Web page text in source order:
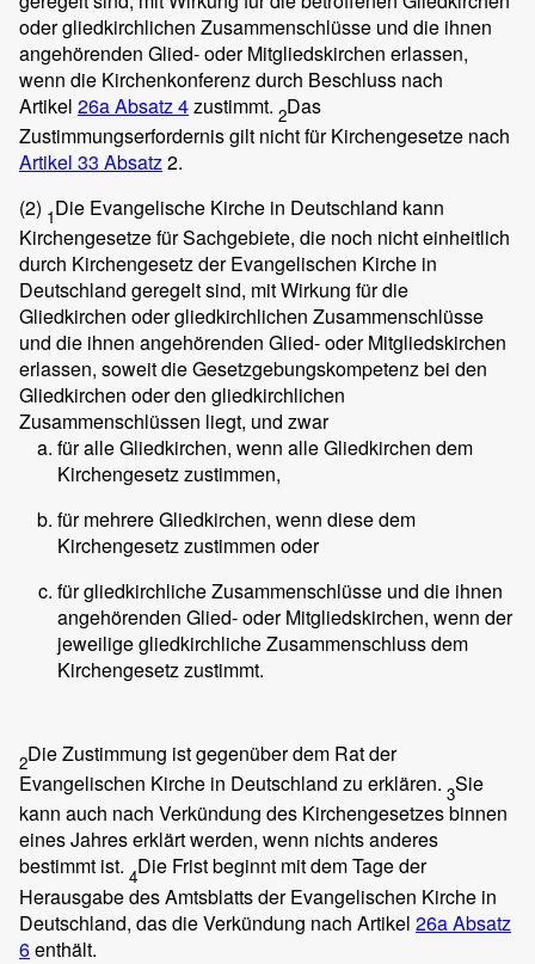
oder gliedkirchlichen Zusammenschlüsse und die ihnen
angehörenden Glied- oder Mitgliedskirchen erlassen,
wenn die Kirchenkonferenz durch Beschluss nach
Artikel 26a Absatz 4zustimmt. 2Das
Zustimmungserfordernis gilt nicht für Kirchengesetze nach
Artikel 33 Absatz2.
(2) 1Die Evangelische Kirche in Deutschland kann
Kirchengesetze für Sachgebiete, die noch nicht einheitlich
durch Kirchengesetz der Evangelischen Kirche in
Deutschland geregelt sind, mit Wirkung für die
Gliedkirchen oder gliedkirchlichen Zusammenschlüsse
und die ihnen angehörenden Glied- oder Mitgliedskirchen
erlassen, soweit die Gesetzgebungskompetenz bei den
Gliedkirchen oder den gliedkirchlichen
Zusammenschlüssen liegt, und zwar
für alle Gliedkirchen, wenn alle Gliedkirchen dem
Kirchengesetz zustimmen,
für mehrere Gliedkirchen, wenn diese dem
Kirchengesetz zustimmen oder
für gliedkirchliche Zusammenschlüsse und die ihnen
angehörenden Glied- oder Mitgliedskirchen, wenn der
jeweilige gliedkirchliche Zusammenschluss dem
Kirchengesetz zustimmt.
2Die Zustimmung ist gegenüber dem Rat der
Evangelischen Kirche in Deutschland zu erklären. 3Sie
kann auch nach Verkündung des Kirchengesetzes binnen
eines Jahres erklärt werden, wenn nichts anderes
bestimmt ist. 4Die Frist beginnt mit dem Tage der
Herausgabe des Amtsblatts der Evangelischen Kirche in
Deutschland, das die Verkündung nach Artikel 26a Absatz
6enthält.